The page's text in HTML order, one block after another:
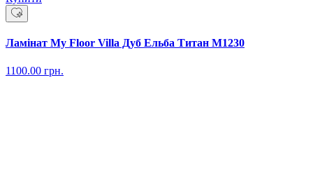
Ламінат My Floor Villa Дуб Ельба Титан M1230
1100.00 грн.